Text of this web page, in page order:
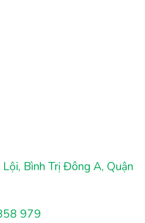
Bình Trị Đông A, Quận
979